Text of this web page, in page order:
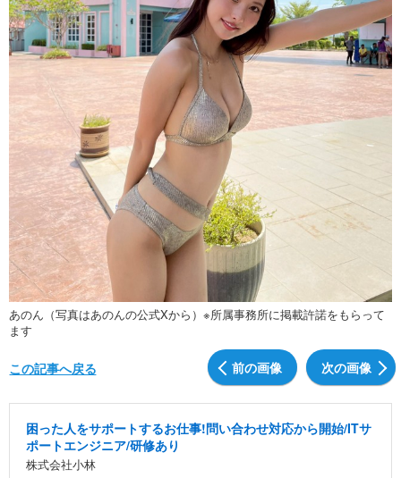
あのん（写真はあのんの公式Xから）※所属事務所に掲載許諾をもらって
ます
前の画像 次の画像
この記事へ戻る
困った人をサポートするお仕事!問い合わせ対応から開始/ITサ
ポートエンジニア/研修あり
株式会社小林